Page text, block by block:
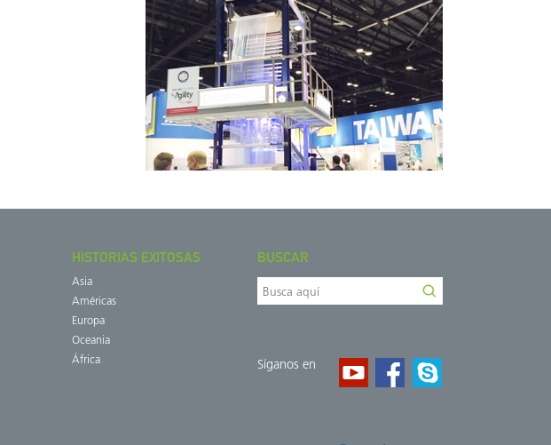
HISTORIAS EXITOSAS
Asia
Américas
Europa
Oceania
África
BUSCAR
Síganos en